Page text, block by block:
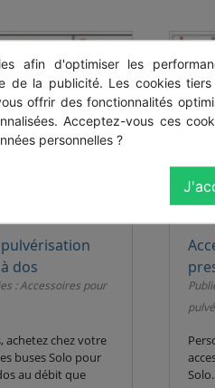
dos
:Accessoires pour
achetez chez votre
buses Solo pour
au débit que
afin d'optimiser les
de la publicité. Les cookies tiers
offrir des fonctionnalités
Acceptez-vous ces
personnelles ?